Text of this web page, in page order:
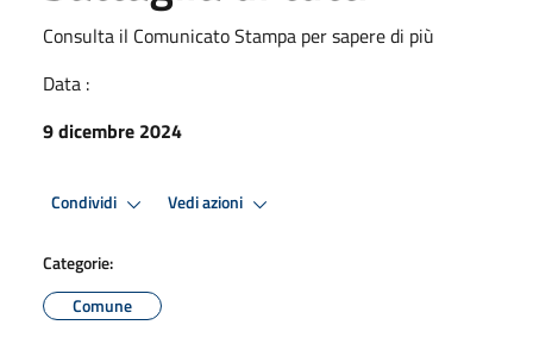
Consulta il Comunicato Stampa per sapere di più
Data :
9 dicembre 2024
Condividi Vedi azioni
Categorie:
Comune